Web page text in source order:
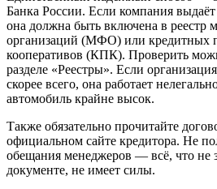
Банка России. Если компания
она должна быть включена в реестр
организаций (МФО) или кредитных
кооперативов (КПК). Проверить
разделе «Реестры». Если
скорее всего, она работает
автомобиль крайне высок.
Также обязательно прочитайте
официальном сайте кредитора. Не
обещания менеджеров — всё, что не
документе, не имеет силы.